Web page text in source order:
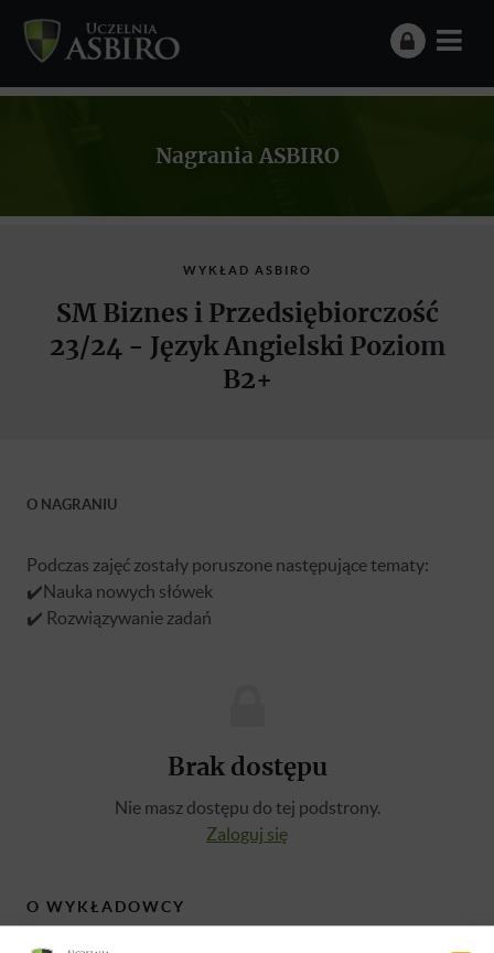
Nagrania ASBIRO
WYKŁAD ASBIRO
SM Biznes i Przedsiębiorczość
23/24 - Język Angielski Poziom
B2+
O NAGRANIU
Podczas zajęć zostały poruszone następujące tematy:
✔️Nauka nowych słówek
✔️ Rozwiązywanie zadań
Brak dostępu
Nie masz dostępu do tej podstrony.
Zaloguj się
O WYKŁADOWCY